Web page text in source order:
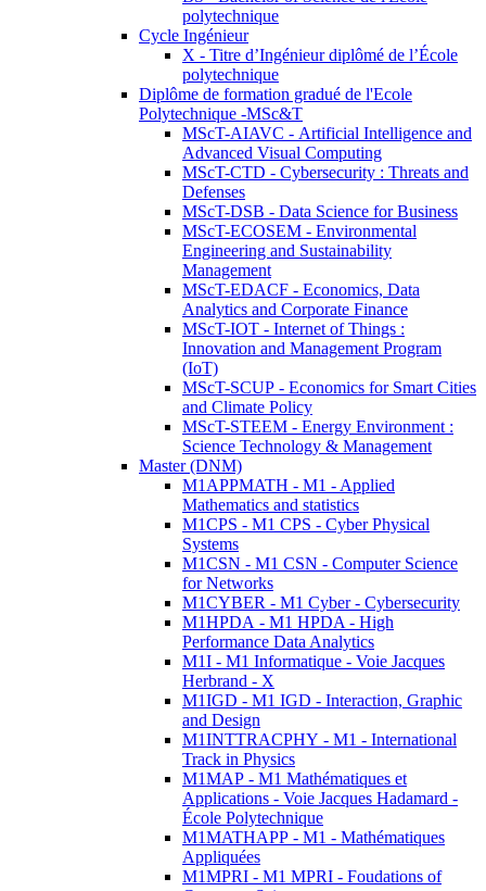
polytechnique
Cycle Ingénieur
X - Titre d’Ingénieur diplômé de l’École
polytechnique
Diplôme de formation gradué de l'Ecole
Polytechnique -MSc&T
MScT-AIAVC - Artificial Intelligence and
Advanced Visual Computing
MScT-CTD - Cybersecurity : Threats and
Defenses
MScT-DSB - Data Science for Business
MScT-ECOSEM - Environmental
Engineering and Sustainability
Management
MScT-EDACF - Economics, Data
Analytics and Corporate Finance
MScT-IOT - Internet of Things :
Innovation and Management Program
(IoT)
MScT-SCUP - Economics for Smart Cities
and Climate Policy
MScT-STEEM - Energy Environment :
Science Technology & Management
Master (DNM)
M1APPMATH - M1 - Applied
Mathematics and statistics
M1CPS - M1 CPS - Cyber Physical
Systems
M1CSN - M1 CSN - Computer Science
for Networks
M1CYBER - M1 Cyber - Cybersecurity
M1HPDA - M1 HPDA - High
Performance Data Analytics
M1I - M1 Informatique - Voie Jacques
Herbrand - X
M1IGD - M1 IGD - Interaction, Graphic
and Design
M1INTTRACPHY - M1 - International
Track in Physics
M1MAP - M1 Mathématiques et
Applications - Voie Jacques Hadamard -
École Polytechnique
M1MATHAPP - M1 - Mathématiques
Appliquées
M1MPRI - M1 MPRI - Foudations of